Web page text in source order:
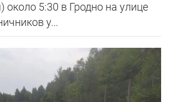
около 5:30 в Гродно на улице
у...